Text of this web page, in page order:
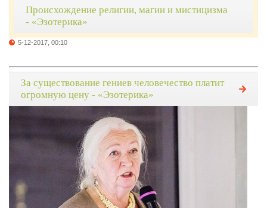
Происхождение религии, магии и мистицизма
- «Эзотерика»
5-12-2017, 00:10
За существование гениев человечество платит
огромную цену - «Эзотерика»